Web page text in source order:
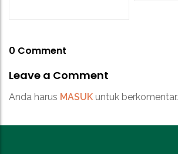
0 Comment
Leave a Comment
Anda harus MASUK untuk berkomentar.